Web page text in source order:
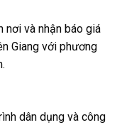
nơi và nhận báo giá
Giang với phương
dân dụng và công